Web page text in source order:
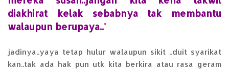
diakhirat kelak sebabnya tak membantu
walaupun berupaya..'
jadinya..yaya tetap hulur walaupun sikit ..duit syarikat
kan..tak ada hak pun utk kita berkira atau rasa geram